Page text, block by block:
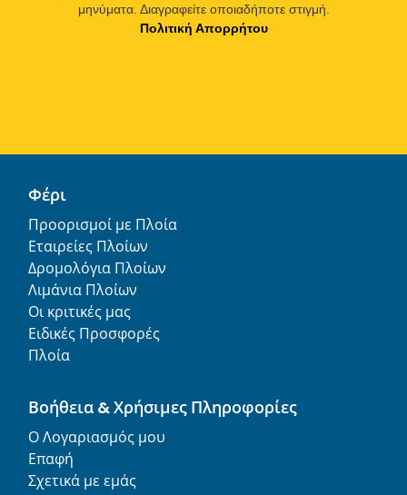
μηνύματα. Διαγραφείτε οποιαδήποτε στιγμή.
Πολιτική Απορρήτου
Φέρι
Προορισμοί με Πλοία
Εταιρείες Πλοίων
Δρομολόγια Πλοίων
Λιμάνια Πλοίων
Οι κριτικές μας
Ειδικές Προσφορές
Πλοία
Βοήθεια & Χρήσιμες Πληροφορίες
Ο Λογαριασμός μου
Επαφή
Σχετικά με εμάς